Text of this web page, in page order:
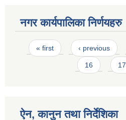
नगर कार्यपालिका निर्णयहरु
Pages
« first ‹ previous
16 17
ऐन, कानुन तथा निर्देशिका